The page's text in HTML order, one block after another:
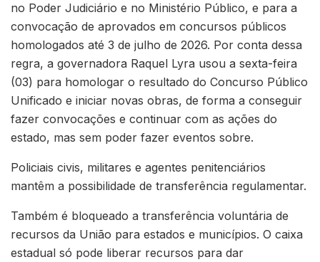
no Poder Judiciário e no Ministério Público, e para a
convocação de aprovados em concursos públicos
homologados até 3 de julho de 2026. Por conta dessa
regra, a governadora Raquel Lyra usou a sexta-feira
(03) para homologar o resultado do Concurso Público
Unificado e iniciar novas obras, de forma a conseguir
fazer convocações e continuar com as ações do
estado, mas sem poder fazer eventos sobre.
Policiais civis, militares e agentes penitenciários
mantêm a possibilidade de transferência regulamentar.
Também é bloqueado a transferência voluntária de
recursos da União para estados e municípios. O caixa
estadual só pode liberar recursos para dar